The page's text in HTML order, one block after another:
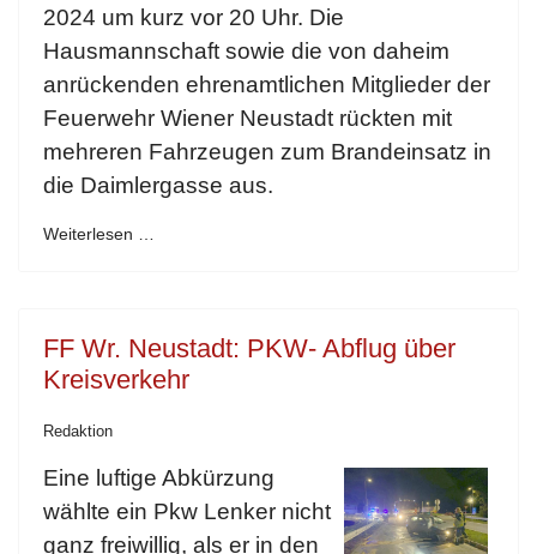
2024 um kurz vor 20 Uhr. Die
Hausmannschaft sowie die von daheim
anrückenden ehrenamtlichen Mitglieder der
Feuerwehr Wiener Neustadt rückten mit
mehreren Fahrzeugen zum Brandeinsatz in
die Daimlergasse aus.
Weiterlesen …
FF Wr. Neustadt: PKW- Abflug über
Kreisverkehr
Redaktion
Eine luftige Abkürzung
wählte ein Pkw Lenker nicht
ganz freiwillig, als er in den